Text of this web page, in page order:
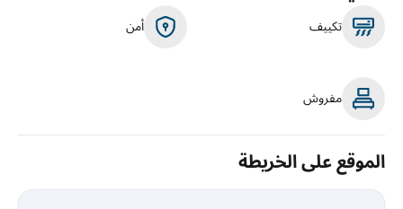
تكييف أمن
مفروش
الموقع على الخريطة